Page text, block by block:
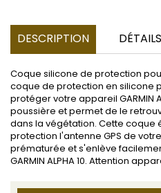
DESCRIPTION
Coque silicone de protection pour
coque de protection en silicone
protéger votre appareil GARMIN
poussière et permet de le
dans la végétation. Cette
protection l'antenne GPS de
prématurée et s'enlève
GARMIN ALPHA 10. Attention